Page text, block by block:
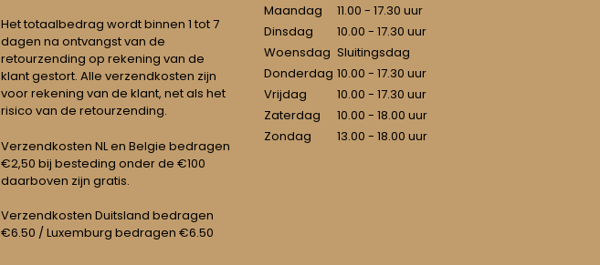
Het totaalbedrag wordt binnen 1 tot 7
dagen na ontvangst van de
retourzending op rekening van de
klant gestort. Alle verzendkosten zijn
voor rekening van de klant, net als het
risico van de retourzending.
Verzendkosten NL en Belgie bedragen
€2,50 bij besteding onder de €100
daarboven zijn gratis.
Verzendkosten Duitsland bedragen
€6.50 / Luxemburg bedragen €6.50
Maandag
11.00 - 17.30 uur
Dinsdag
10.00 - 17.30 uur
Woensdag Sluitingsdag
Donderdag 10.00 - 17.30 uur
Vrijdag
10.00 - 17.30 uur
Zaterdag
10.00 - 18.00 uur
Zondag
13.00 - 18.00 uur